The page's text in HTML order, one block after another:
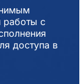
работы с
доступа в